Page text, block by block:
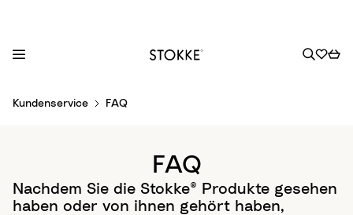
Kundenservice FAQ
FAQ
Nachdem Sie die Stokke® Produkte gesehen
haben oder von ihnen gehört haben,